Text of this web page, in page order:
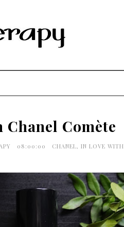
Comète
08:00:00 CHANEL, IN LOVE WITH